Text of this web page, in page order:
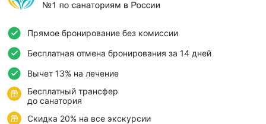
Прямое бронирование без комиссии
Бесплатная отмена бронирования за 14 дней
Вычет 13% на лечение
Бесплатный трансфер
до санатория
Скидка 20% на все экскурсии